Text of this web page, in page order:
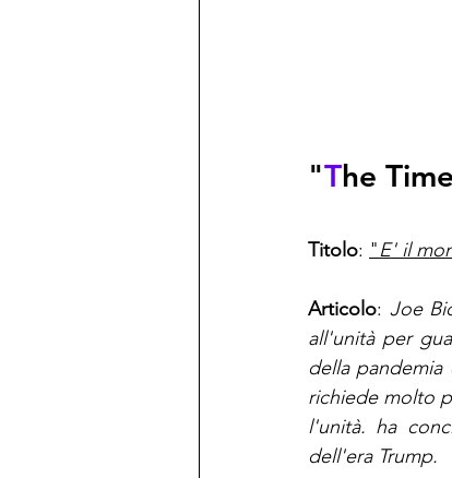
"The
Titolo: "E' il
Articolo: Joe
all'unità per
della
richiede molto
l'unità. ha
dell'era Trump.